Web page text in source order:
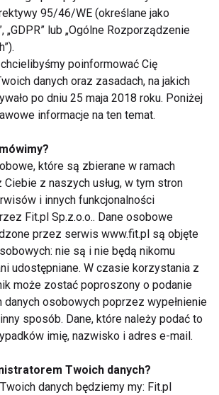
warto czasami oddać im należny
z nich głównego bohatera
pomysłem na
serwowane podczas spotkań
jest podanie kurek pod
francuskiego i sera żółtego –
przepisu i smacznego!
i serem
dyni
Gouda MSM Mońki
95/46/WE (określane jako
„GDPR” lub „Ogólne Rozporządzenie
poinformować Cię
danych oraz zasadach, na jakich
po dniu 25 maja 2018 roku. Poniżej
informacje na ten temat.
które są zbierane w ramach
z naszych usług, w tym stron
i innych funkcjonalności
Fit.pl Sp.z.o.o.. Dane osobowe
przez serwis www.fit.pl są objęte
nie są i nie będą nikomu
udostępniane. W czasie korzystania z
może zostać poproszony o podanie
osobowych poprzez wypełnienie
sposób. Dane, które należy podać to
imię, nazwisko i adres e-mail.
Twoich danych?
danych będziemy my: Fit.pl